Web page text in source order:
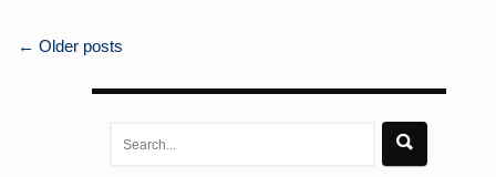
POSTS
← Older posts